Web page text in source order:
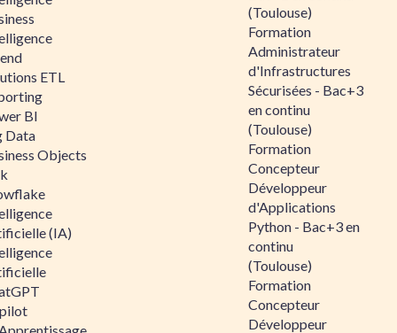
ETL
BI
Data
Objects
(IA)
(Toulouse)
Formation
Administrateur
d'Infrastructures
Sécurisées - Bac+3
en continu
(Toulouse)
Formation
Concepteur
Développeur
d'Applications
Python - Bac+3 en
continu
(Toulouse)
Formation
Concepteur
Développeur